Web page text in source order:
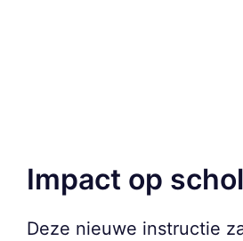
Impact op
Deze nieuwe instructie